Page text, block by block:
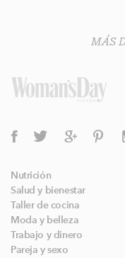
MÁS
Nutrición
Salud y bienestar
Taller de cocina
Moda y belleza
Trabajo y dinero
Pareja y sexo